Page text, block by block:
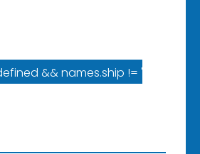
:'Varustamo']]
&& names.ship != '' ?